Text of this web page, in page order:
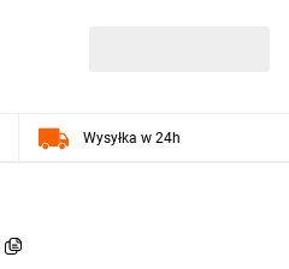
Wysyłka w 24h